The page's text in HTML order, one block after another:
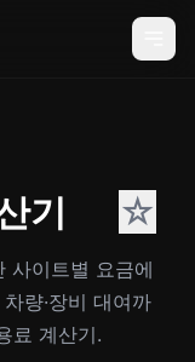
기 ☆
사이트별 요금에
차량·장비 대여까
료 계산기.